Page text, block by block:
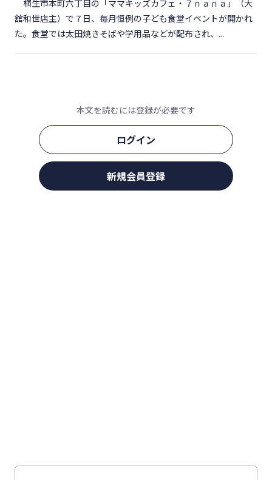
桐生市本町六丁目の「ママキッズカフェ・７ｎａｎａ」（大
舘和世店主）で７日、毎月恒例の子ども食堂イベントが開かれ
た。食堂では太田焼きそばや学用品などが配布され、...
本文を読むには登録が必要です
ログイン
新規会員登録